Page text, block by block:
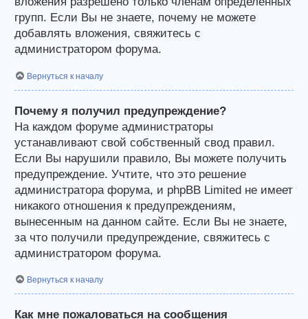
групп. Если Вы не знаете, почему не можете
добавлять вложения, свяжитесь с
администратором форума.
Вернуться к началу
Почему я получил предупреждение?
На каждом форуме администраторы
устанавливают свой собственный свод правил.
Если Вы нарушили правило, Вы можете получить
предупреждение. Учтите, что это решение
администратора форума, и phpBB Limited не имеет
никакого отношения к предупреждениям,
вынесенным на данном сайте. Если Вы не знаете,
за что получили предупреждение, свяжитесь с
администратором форума.
Вернуться к началу
Как мне пожаловаться на сообщения